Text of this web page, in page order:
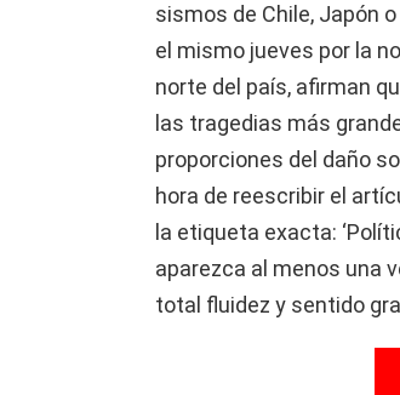
sismos de Chile, Japón
el mismo jueves por la
norte del país, afirman
las tragedias más
proporciones del daño
hora de reescribir el
la etiqueta exacta:
aparezca al menos una
total fluidez y sentido